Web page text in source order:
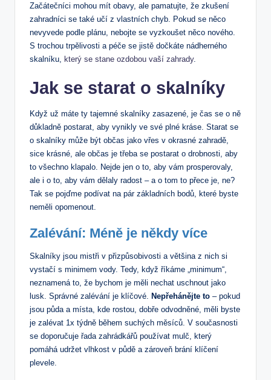
Začátečníci mohou mít obavy, ale pamatujte, že zkušení
zahradníci se také učí z vlastních chyb. Pokud se něco
nevyvede podle plánu, nebojte se vyzkoušet něco nového.
S trochou trpělivosti a péče se jistě dočkáte nádherného
skalníku,
který se stane ozdobou vaší zahrady.
Jak se starat o skalníky
Když už máte ty tajemné skalníky zasazené, je čas se o ně
důkladně postarat, aby vynikly ve své plné kráse. Starat se
o skalníky může být občas jako vřes v okrasné zahradě,
sice krásné, ale občas je třeba se postarat o drobnosti, aby
to všechno klapalo. Nejde jen o to, aby vám prosperovaly,
ale i o to, aby vám dělaly radost – a o tom to přece je, ne?
Tak se pojďme podívat na pár základních bodů, které byste
neměli opomenout.
Zalévání: Méně je někdy více
Skalníky jsou mistři v přizpůsobivosti a většina z nich si
vystačí s minimem vody. Tedy, když říkáme „minimum“,
neznamená to, že bychom je měli nechat uschnout jako
lusk. Správné zalévání je klíčové.
Nepřehánějte to – pokud
jsou půda a místa, kde rostou, dobře odvodněné, měli byste
je zalévat 1x týdně během suchých měsíců. V současnosti
se doporučuje řada zahrádkářů používat mulč, který
pomáhá udržet vlhkost v půdě a zároveň brání klíčení
plevele.